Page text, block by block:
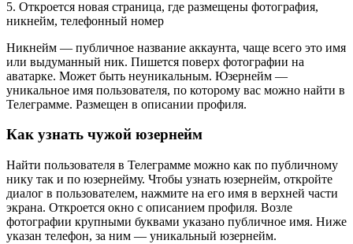
5. Откроется новая страница, где размещены фотография,
никнейм, телефонный номер
Никнейм — публичное название аккаунта, чаще всего это имя
или выдуманный ник. Пишется поверх фотографии на
аватарке. Может быть неуникальным. Юзернейм —
уникальное имя пользователя, по которому вас можно найти в
Телеграмме. Размещен в описании профиля.
Как узнать чужой юзернейм
Найти пользователя в Телеграмме можно как по публичному
нику так и по юзернейму. Чтобы узнать юзернейм, откройте
диалог в пользователем, нажмите на его имя в верхней части
экрана. Откроется окно с описанием профиля. Возле
фотографии крупными буквами указано публичное имя. Ниже
указан телефон, за ним — уникальный юзернейм.